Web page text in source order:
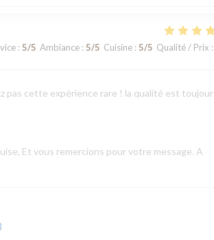
: 5/5 Ambiance: 5/5 Cuisine: 5/5 Qualité / Prix :
pas cette expérience rare ! la qualité est
Et vous remercions pour votre message. A